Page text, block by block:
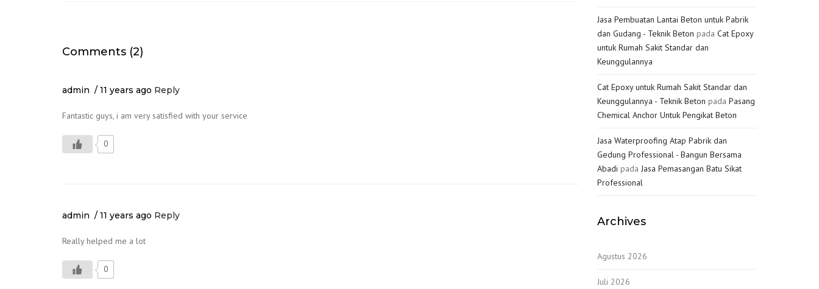
Comments (2)
admin 11 years ago Reply
Fantastic guys, i am very satisfied with your service
0
admin 11 years ago Reply
Really helped me a lot
0
Jasa Pembuatan Lantai Beton untuk Pabrik
dan Gudang - Teknik Beton pada Cat Epoxy
untuk Rumah Sakit Standar dan
Keunggulannya
Cat Epoxy untuk Rumah Sakit Standar dan
Keunggulannya - Teknik Beton pada Pasang
Chemical Anchor Untuk Pengikat Beton
Jasa Waterproofing Atap Pabrik dan
Gedung Professional - Bangun Bersama
Abadi pada Jasa Pemasangan Batu Sikat
Professional
Archives
Agustus 2026
Juli 2026